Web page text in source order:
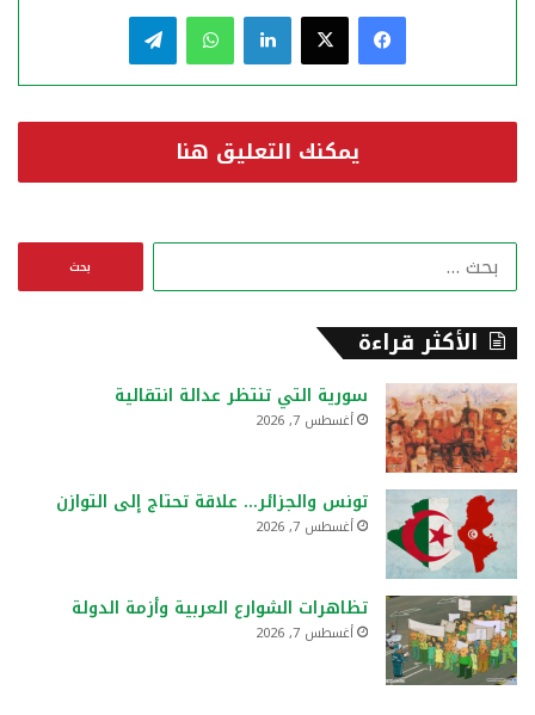
فيسبوك لينكدإن واتساب
يمكنك التعليق هنا
ن
الأكثر قراءة
سورية التي تنتظر عدالة انتقالية
أغسطس 7, 2026
تونس والجزائر… علاقة تحتاج إلى التوازن
أغسطس 7, 2026
تظاهرات الشوارع العربية وأزمة الدولة
أغسطس 7, 2026